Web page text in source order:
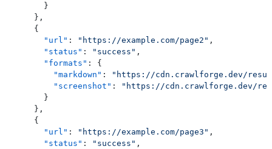
      }
    },
    {
      "url"
: "https://example.com/page2" ,
      "status"
: "success" ,
      "formats"
: {
        "markdown"
:
"https://cdn.crawlforge.dev/
        "screenshot"
:
"https://cdn.crawlforge.dev/
      }
    },
    {
      "url"
: "https://example.com/page3" ,
      "status"
: "success" ,